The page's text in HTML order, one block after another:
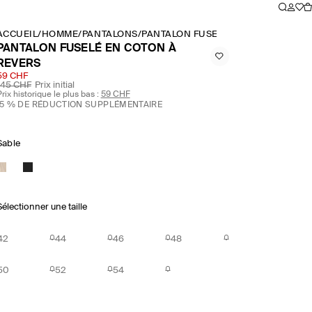
/ HOMME/ PANTALONS/PANTALON FUSELÉ EN COTON À
FUSELÉ EN COTON À
CHF
CHF Prix initial
historique le plus bas : 59 CHF
% DE RÉDUCTION SUPPLÉMENTAIRE
une taille
44 46 48
52 54